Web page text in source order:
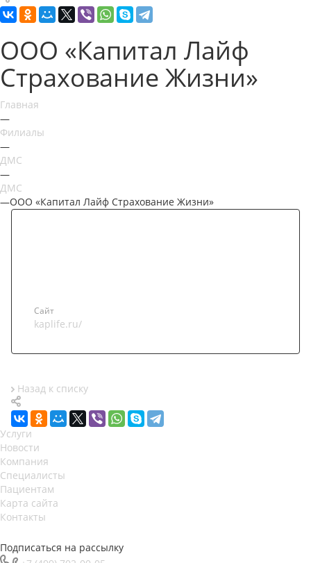
ООО «Капитал Лайф
Страхование Жизни»
Главная
—
Филиалы
—
ДМС
—
ДМС
—ООО «Капитал Лайф Страхование Жизни»
Сайт
kaplife.ru/
Назад к списку
Услуги
Новости
Компания
Специалисты
Пациентам
Карта сайта
Контакты
Подписаться на рассылку